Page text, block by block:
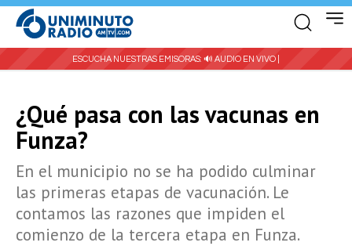
ESCUCHA NUESTRAS EMISORAS: 🔊 AUDIO EN VIVO |
¿Qué pasa con las vacunas en
Funza?
En el municipio no se ha podido culminar
las primeras etapas de vacunación. Le
contamos las razones que impiden el
comienzo de la tercera etapa en Funza.